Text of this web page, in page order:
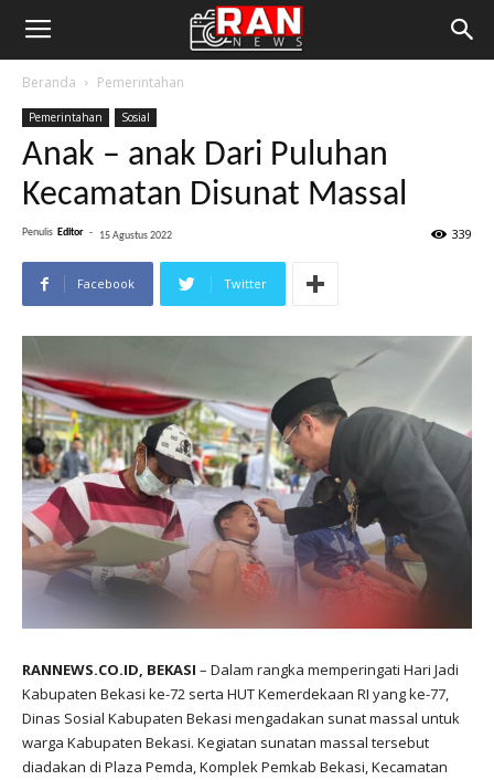
Beranda Pemerintahan
Pemerintahan Sosial
Anak – anak Dari Puluhan
Kecamatan Disunat Massal
Penulis Editor - 15 Agustus 2022 339
Facebook Twitter
RANNEWS.CO.ID, BEKASI – Dalam rangka memperingati Hari Jadi
Kabupaten Bekasi ke-72 serta HUT Kemerdekaan RI yang ke-77,
Dinas Sosial Kabupaten Bekasi mengadakan sunat massal untuk
warga Kabupaten Bekasi. Kegiatan sunatan massal tersebut
diadakan di Plaza Pemda, Komplek Pemkab Bekasi, Kecamatan